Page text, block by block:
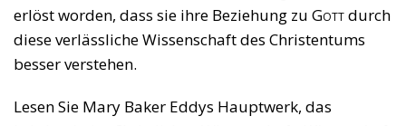
erlöst worden, dass sie ihre Beziehung zu Gottdurch
diese verlässliche Wissenschaft des Christentums
besser verstehen.
Lesen Sie Mary Baker Eddys Hauptwerk, das